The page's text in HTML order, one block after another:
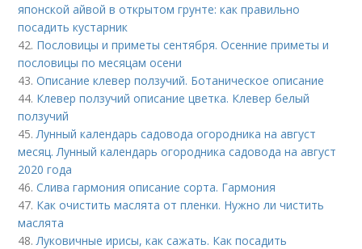
японской айвой в открытом грунте: как правильно
посадить кустарник
42. Пословицы и приметы сентября. Осенние приметы и
пословицы по месяцам осени
43.Описание клевер ползучий. Ботаническое описание
44. Клевер ползучий описание цветка. Клевер белый
ползучий
45.Лунный календарь садовода огородника на август
месяц. Лунный календарь огородника садовода на август
2020 года
46.Слива гармония описание сорта. Гармония
47. Как очистить маслята от пленки. Нужно ли чистить
маслята
48.Луковичные ирисы, как сажать. Как посадить